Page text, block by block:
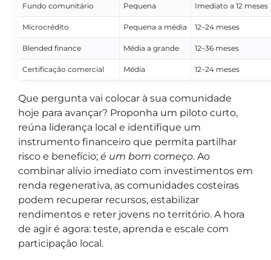
Fundo comunitário Pequena Imediato a 12 meses
Microcrédito Pequena a média 12–24 meses
Blended finance Média a grande 12–36 meses
Certificação comercial Média 12–24 meses
Que pergunta vai colocar à sua comunidade
hoje para avançar? Proponha um piloto curto,
reúna liderança local e identifique um
instrumento financeiro que permita partilhar
risco e benefício; é um bom começo. Ao
combinar alívio imediato com investimentos em
renda regenerativa, as comunidades costeiras
podem recuperar recursos, estabilizar
rendimentos e reter jovens no território. A hora
de agir é agora: teste, aprenda e escale com
participação local.